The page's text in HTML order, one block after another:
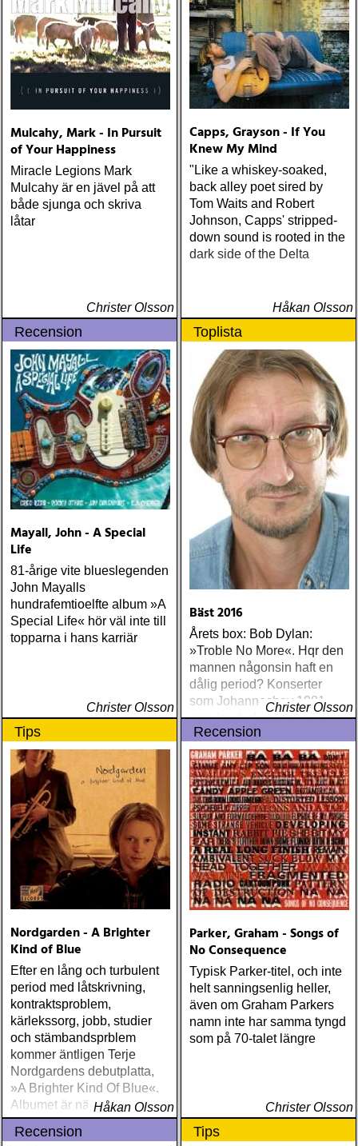
Mulcahy, Mark - In Pursuit
of Your Happiness
Miracle Legions Mark
Mulcahy är en jävel på att
både sjunga och skriva
låtar
Christer Olsson
Capps, Grayson - If You
Knew My Mind
"Like a whiskey-soaked,
back alley poet sired by
Tom Waits and Robert
Johnson, Capps' stripped-
down sound is rooted in the
dark side of the Delta
Håkan Olsson
Recension
Mayall, John - A Special
Life
81-årige vite blueslegenden
John Mayalls
hundrafemtioelfte album »A
Special Life« hör väl inte till
topparna i hans karriär
Christer Olsson
Toplista
Bäst 2016
Årets box: Bob Dylan:
»Troble No More«. Hqr den
mannen någonsin haft en
dålig period? Konserter
som Johanneshov 1981
som jag tyckte var sådär
framstår i ett förklarat ljus
när jag hör Earls Court från
samma år - och med nästan
samma låtar
Christer Olsson
Tips
Nordgarden - A Brighter
Kind of Blue
Efter en lång och turbulent
period med låtskrivning,
kontraktsproblem,
kärlekssorg, jobb, studier
och stämbandsprblem
kommer äntligen Terje
Nordgardens debutplatta,
»A Brighter Kind Of Blue«.
Albumet är nära, enkelt och
ärligt och handlar om
upplevelser och historier
Håkan Olsson
Recension
Parker, Graham - Songs of
No Consequence
Typisk Parker-titel, och inte
helt sanningsenlig heller,
även om Graham Parkers
namn inte har samma tyngd
som på 70-talet längre
Christer Olsson
Recension Tips